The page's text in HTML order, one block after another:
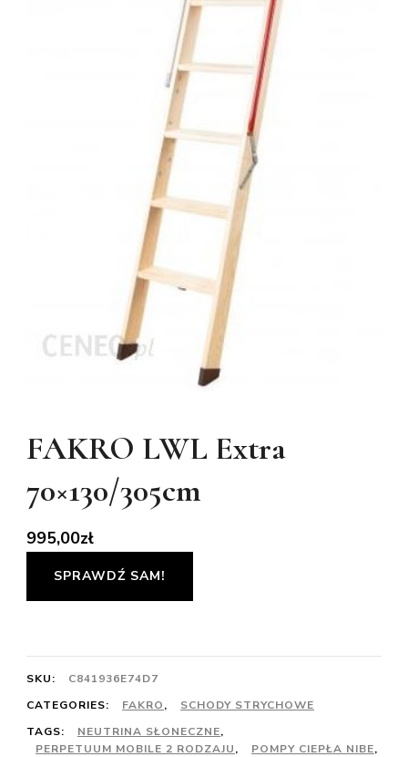
FAKRO LWL Extra
70×130/305cm
995,00zł
SPRAWDŹ SAM!
SKU:
C841936E74D7
CATEGORIES:
FAKRO,
SCHODY STRYCHOWE
TAGS:
NEUTRINA SŁONECZNE,
PERPETUUM MOBILE 2 RODZAJU, POMPY CIEPŁA NIBE,